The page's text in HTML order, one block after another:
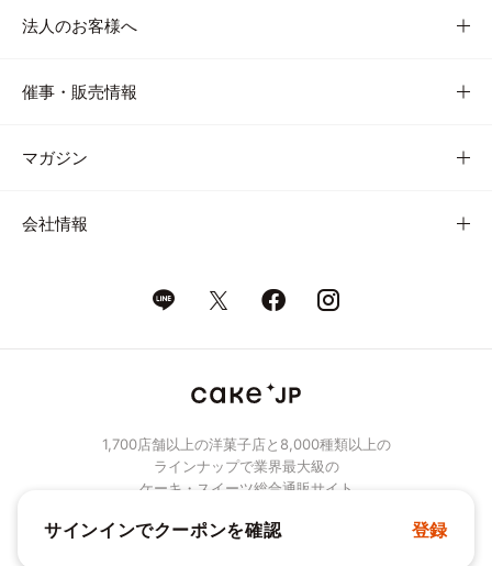
法人のお客様へ
催事・販売情報
マガジン
会社情報
1,700店舗以上の洋菓子店と8,000種類以上の
ラインナップで業界最大級の
ケーキ・スイーツ総合通販サイト
© Cake.jp Co., Ltd.
サインインでクーポンを確認 登録